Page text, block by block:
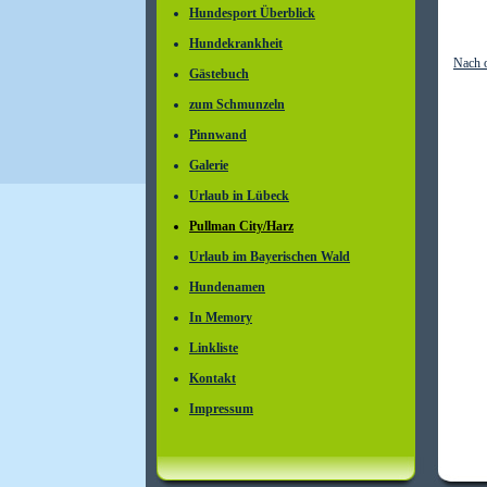
Hundesport Überblick
Hundekrankheit
Gästebuch
zum Schmunzeln
Pinnwand
Galerie
Urlaub in Lübeck
Pullman City/Harz
Urlaub im Bayerischen Wald
Hundenamen
In Memory
Linkliste
Kontakt
Impressum
Nach